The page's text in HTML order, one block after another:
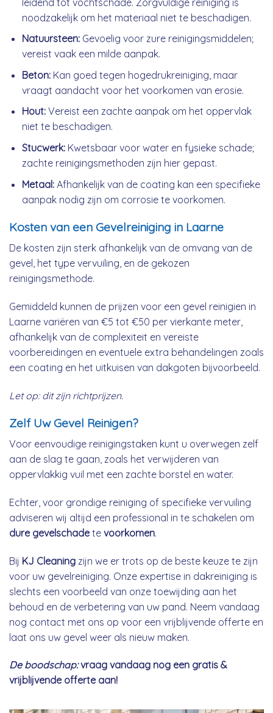
noodzakelijk om het materiaal niet te beschadigen.
Natuursteen:Gevoelig voor zure reinigingsmiddelen;
vereist vaak een milde aanpak.
Beton:Kan goed tegen hogedrukreiniging, maar
vraagt aandacht voor het voorkomen van erosie.
Hout:Vereist een zachte aanpak om het oppervlak
niet te beschadigen.
Stucwerk:Kwetsbaar voor water en fysieke schade;
zachte reinigingsmethoden zijn hier gepast.
Metaal:Afhankelijk van de coating kan een specifieke
aanpak nodig zijn om corrosie te voorkomen.
Kosten van een Gevelreiniging in Laarne
De kosten zijn sterk afhankelijk van de omvang van de
gevel, het type vervuiling, en de gekozen
reinigingsmethode.
Gemiddeld kunnen de prijzen voor een gevel reinigien in
Laarne variëren van €5 tot €50 per vierkante meter,
afhankelijk van de complexiteit en vereiste
voorbereidingen en eventuele extra behandelingen zoals
een coating en het uitkuisen van dakgoten bijvoorbeeld.
Let op: dit zijn richtprijzen.
Zelf Uw Gevel Reinigen?
Voor eenvoudige reinigingstaken kunt u overwegen zelf
aan de slag te gaan, zoals het verwijderen van
oppervlakkig vuil met een zachte borstel en water.
Echter, voor grondige reiniging of specifieke vervuiling
adviseren wij altijd een professional in te schakelen om
dure gevelschadete voorkomen.
Bij KJ Cleaning zijn we er trots op de beste keuze te zijn
voor uw gevelreiniging. Onze expertise in dakreiniging is
slechts een voorbeeld van onze toewijding aan het
behoud en de verbetering van uw pand. Neem vandaag
nog contact met ons op voor een vrijblijvende offerte en
laat ons uw gevel weer als nieuw maken.
De boodschap:vraag vandaag nog een gratis &
vrijblijvende offerte aan!